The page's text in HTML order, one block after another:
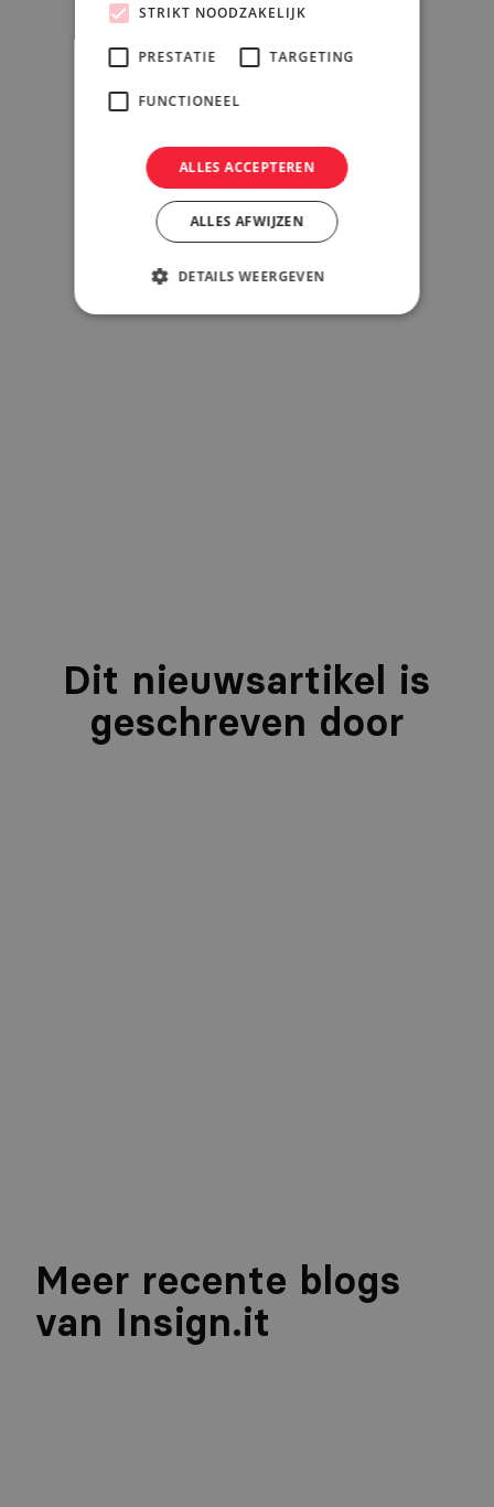
Dit nieuwsartikel is
geschreven door
Meer recente blogs
van Insign.it
STRIKT NOODZAKELIJK
PRESTATIE TARGETING
FUNCTIONEEL
ALLES ACCEPTEREN
ALLES AFWIJZEN
DETAILS WEERGEVEN